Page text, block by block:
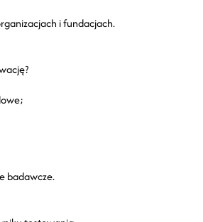
i fundacjach.
badawcze.